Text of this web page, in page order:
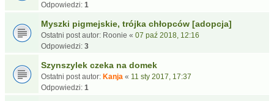
Odpowiedzi: 1
Myszki pigmejskie, trójka chłopców [adopcja]
Ostatni post autor: Roonie « 07 paź 2018, 12:16
Odpowiedzi: 3
Szynszylek czeka na domek
Ostatni post autor: Kanja « 11 sty 2017, 17:37
Odpowiedzi: 1